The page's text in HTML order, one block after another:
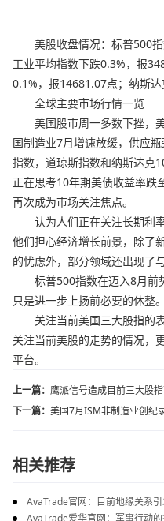
美股收盘情况：标普500指
工业平均指数下跌0.3%，报
0.1%，报14681.07点；纳斯
全球主要市场行情一览
美国股市周一多数下挫，美
国制造业7月增速放缓，供应
指数，道琼斯指数和纳斯达克
正在思考10年期美债收益率跌
再次成为市场关注焦点。
认为人们正在关注长期利率
他们担心经济增长前景，除了
的忧虑外，部分领域还出现了
标普500指数在迈入8月前
只是进一步上扬前必要的休整。
关注当前美国三大股指的表
关注当前美股的走势的情况，
平台。
上一篇： 鹰派信号造成目前三大股
下一篇： 美国7月ISM非制造业创纪
相关推荐
AvaTrade官网：目前地缘关系
油价格持续上涨